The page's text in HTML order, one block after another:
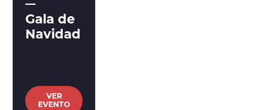
Gala de
Navidad
VER
EVENTO